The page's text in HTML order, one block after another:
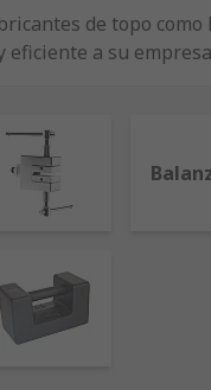
de topo
a su